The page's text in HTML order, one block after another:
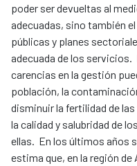
poder ser devueltas al
adecuadas, sino también
públicas y planes
adecuada de los
carencias en la gestión
población, la
disminuir la fertilidad de
la calidad y salubridad de
ellas. En los últimos años
estima que, en la región